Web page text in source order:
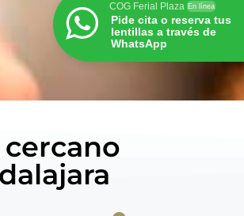
COG Ferial Plaza En línea
Pide cita o reserva tus
lentillas a través de
WhatsApp